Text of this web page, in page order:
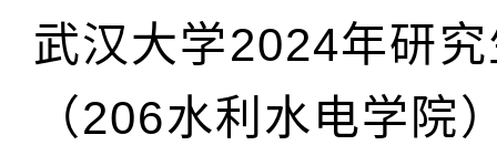
武汉大学2024年研
（206水利水电学院